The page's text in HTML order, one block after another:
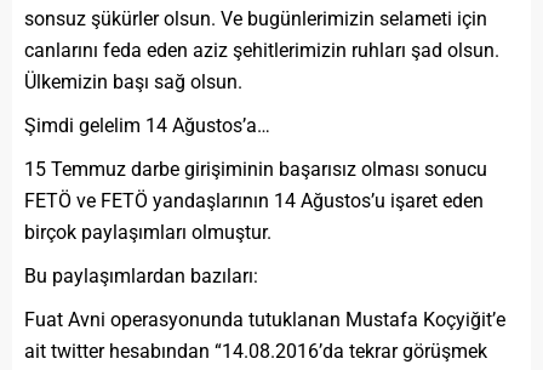
sonsuz şükürler olsun. Ve bugünlerimizin selameti için
canlarını feda eden aziz şehitlerimizin ruhları şad olsun.
Ülkemizin başı sağ olsun.
Şimdi gelelim 14 Ağustos’a…
15 Temmuz darbe girişiminin başarısız olması sonucu
FETÖ ve FETÖ yandaşlarının 14 Ağustos’u işaret eden
birçok paylaşımları olmuştur.
Bu paylaşımlardan bazıları:
Fuat Avni operasyonunda tutuklanan Mustafa Koçyiğit’e
ait twitter hesabından “14.08.2016’da tekrar görüşmek